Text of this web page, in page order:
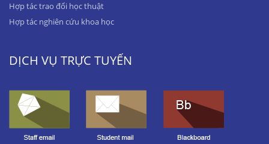
Hợp tác trao đổi học thuật
Hợp tác nghiên cứu khoa học
DỊCH VỤ TRỰC TUYẾN